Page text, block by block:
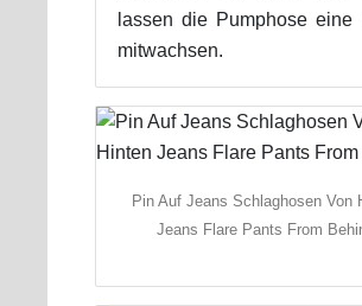
lassen die Pumphose eine
mitwachsen.
Pin Auf Jeans Schlaghosen Von
Jeans Flare Pants From